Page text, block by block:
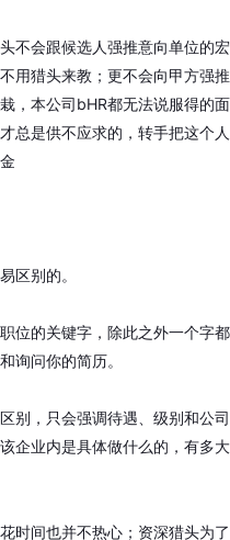
不会跟候选人强推意向单位的宏
用猎头来教；更不会向甲方强推
，本公司bHR都无法说服得的面
总是供不应求的，转手把这个人
区别的。
位的关键字，除此之外一个字都
询问你的简历。
别，只会强调待遇、级别和公司
企业内是具体做什么的，有多大
时间也并不热心；资深猎头为了